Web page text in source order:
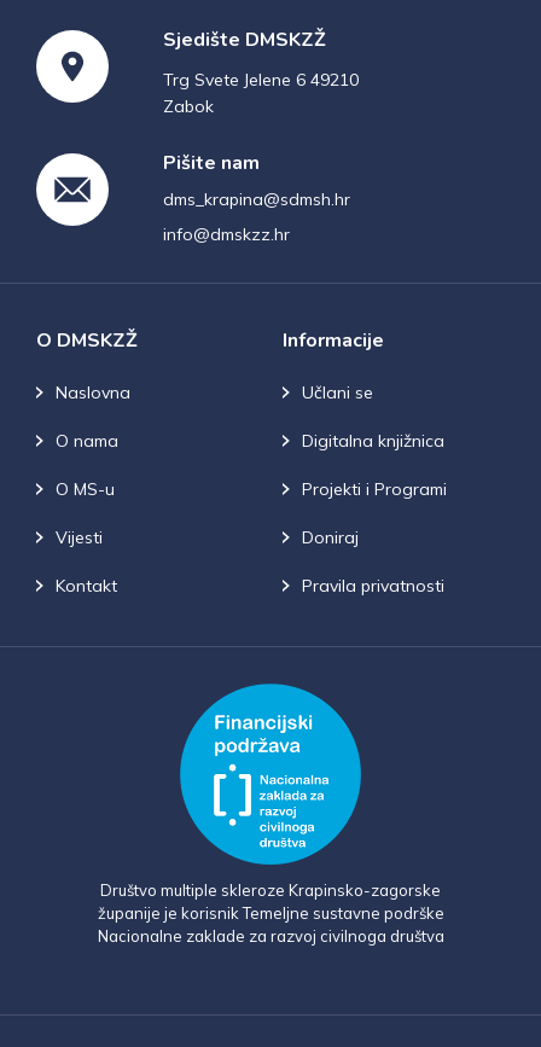
Sjedište DMSKZŽ
Trg Svete Jelene 6 49210
Zabok
Pišite nam
dms_krapina@sdmsh.hr
info@dmskzz.hr
Društvo multiple skleroze Krapinsko-zagorske
županije je korisnik Temeljne sustavne podrške
Nacionalne zaklade za razvoj civilnoga društva
O DMSKZŽ
Naslovna
O nama
O MS-u
Vijesti
Kontakt
Informacije
Učlani se
Digitalna knjižnica
Projekti i Programi
Doniraj
Pravila privatnosti